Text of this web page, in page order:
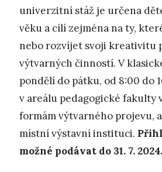
univerzitní stáž je určena
věku a cílí zejména na ty,
nebo rozvíjet svoji kreativitu
výtvarných činností. V
pondělí do pátku, od 8:00 do
v areálu pedagogické fakulty
formám výtvarného projevu,
místní výstavní instituci.
možné podávat do 31. 7. 2024.